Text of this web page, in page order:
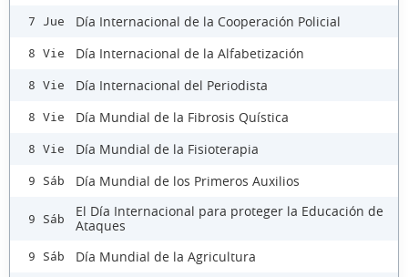
7 Jue Día Internacional de la Cooperación Policial
8 Vie Día Internacional de la Alfabetización
8 Vie Día Internacional del Periodista
8 Vie Día Mundial de la Fibrosis Quística
8 Vie Día Mundial de la Fisioterapia
9 Sáb Día Mundial de los Primeros Auxilios
9 Sáb
El Día Internacional para proteger la Educación de
Ataques
9 Sáb Día Mundial de la Agricultura